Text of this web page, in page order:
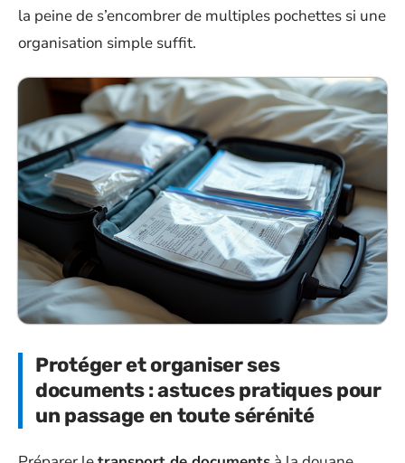
la peine de s’encombrer de multiples pochettes si une
organisation simple suffit.
Protéger et organiser ses
documents : astuces pratiques pour
un passage en toute sérénité